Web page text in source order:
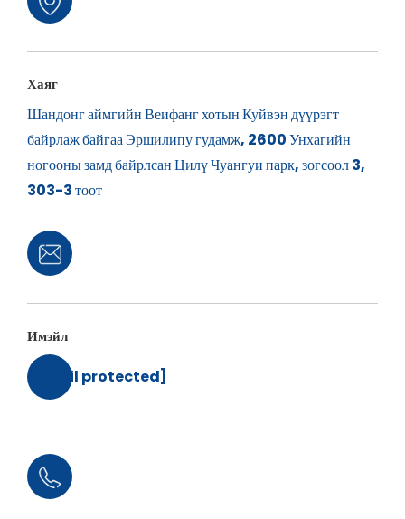
Хаяг
Шандонг аймгийн Веифанг хотын Куйвэн дүүрэгт
байрлаж байгаа Эршилипу гудамж, 2600 Унхагийн
ногооны замд байрлсан Цилү Чуангуи парк, зогсоол 3,
303-3 тоот
Имэйл
[email protected]